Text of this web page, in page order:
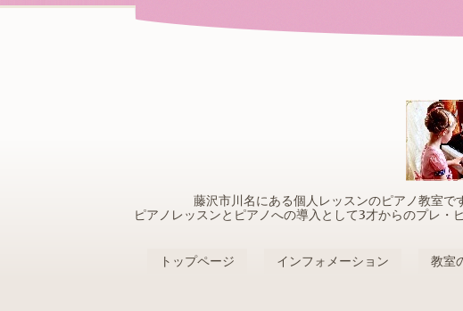
藤沢市川名にある個人レッスンのピアノ教室で
ピアノレッスンとピアノへの導入として3才からのプレ・
トップページ インフォメーション 教室